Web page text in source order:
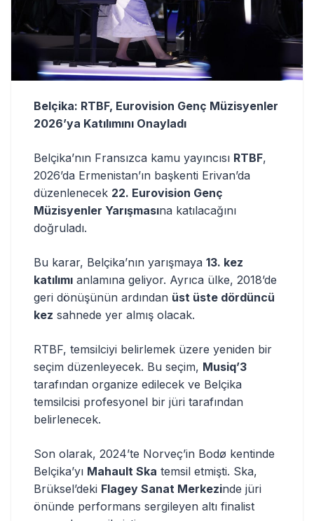
Belçika: RTBF, Eurovision Genç Müzisyenler
2026’ya Katılımını Onayladı
Belçika’nın Fransızca kamu yayıncısı RTBF,
2026’da Ermenistan’ın başkenti Erivan’da
düzenlenecek 22. Eurovision Genç
Müzisyenler Yarışmasına katılacağını
doğruladı.
Bu karar, Belçika’nın yarışmaya 13. kez
katılımı anlamına geliyor. Ayrıca ülke, 2018’de
geri dönüşünün ardından üst üste dördüncü
kez sahnede yer almış olacak.
RTBF, temsilciyi belirlemek üzere yeniden bir
seçim düzenleyecek. Bu seçim, Musiq’3
tarafından organize edilecek ve Belçika
temsilcisi profesyonel bir jüri tarafından
belirlenecek.
Son olarak, 2024’te Norveç’in Bodø kentinde
Belçika’yı Mahault Ska temsil etmişti. Ska,
Brüksel’deki Flagey Sanat Merkezinde jüri
önünde performans sergileyen altı finalist